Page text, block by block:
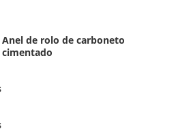
Anel de rolo de carboneto
cimentado